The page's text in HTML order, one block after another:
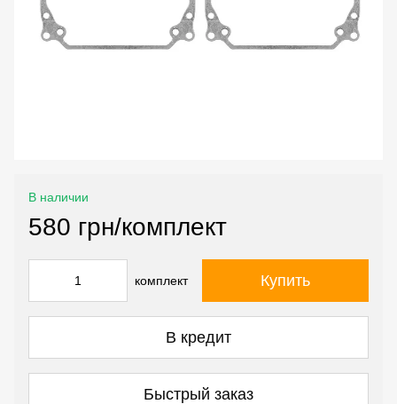
В наличии
580 грн/комплект
комплект Купить
В кредит
Быстрый заказ